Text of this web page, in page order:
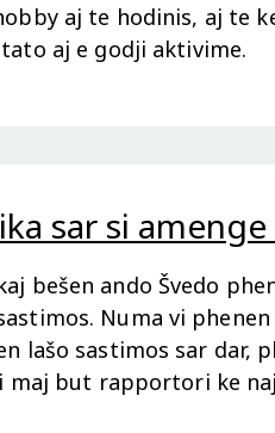
aj te hodinis, aj te
aj e godji aktivime.
sar si
bešen ando Švedo
Numa vi
lašo sastimos sar dar,
maj but rapportori ke